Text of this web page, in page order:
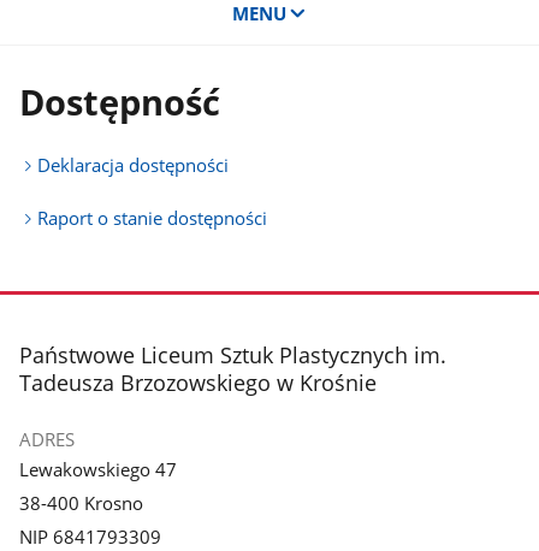
MENU
Dostępność
Deklaracja dostępności
Raport o stanie dostępności
stopka
Państwowe Liceum Sztuk Plastycznych im.
Tadeusza Brzozowskiego w Krośnie
ADRES
Lewakowskiego 47
38-400 Krosno
NIP 6841793309